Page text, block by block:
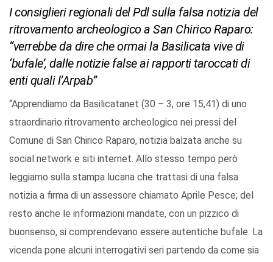
I consiglieri regionali del Pdl sulla falsa notizia del
ritrovamento archeologico a San Chirico Raparo:
“verrebbe da dire che ormai la Basilicata vive di
‘bufale’, dalle notizie false ai rapporti taroccati di
enti quali l’Arpab”
“Apprendiamo da Basilicatanet (30 – 3, ore 15,41) di uno
straordinario ritrovamento archeologico nei pressi del
Comune di San Chirico Raparo, notizia balzata anche su
social network e siti internet. Allo stesso tempo però
leggiamo sulla stampa lucana che trattasi di una falsa
notizia a firma di un assessore chiamato Aprile Pesce; del
resto anche le informazioni mandate, con un pizzico di
buonsenso, si comprendevano essere autentiche bufale. La
vicenda pone alcuni interrogativi seri partendo da come sia